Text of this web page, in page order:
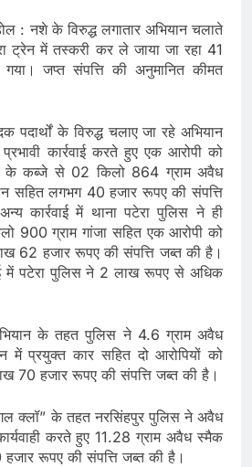
: नशे के विरुद्ध लगातार अभियान चलाते
ट्रेन में तस्करी कर ले जाया जा रहा 41
गया। जप्त संपत्ति की अनुमानित कीमत
पदार्थों के विरुद्ध चलाए जा रहे अभियान
कार्रवाई करते हुए एक आरोपी को
के कब्जे से 02 किलो 864 ग्राम अवैध
सहित लगभग 40 हजार रूपए की संपत्ति
कार्रवाई में थाना पटेरा पुलिस ने ही
900 ग्राम गांजा सहित एक आरोपी को
62 हजार रूपए की संपत्ति जब्‍त की है।
में पटेरा पुलिस ने 2 लाख रूपए से अधिक
के तहत पुलिस ने 4.6 ग्राम अवैध
में प्रयुक्त कार सहित दो आरोपियों को
70 हजार रूपए की संपत्ति जब्‍त की है।
क्लॉ” के तहत नरसिंहपुर पुलिस ने अवैध
करते हुए 11.28 ग्राम अवैध स्मैक
रूपए की संपत्ति जब्‍त की है।